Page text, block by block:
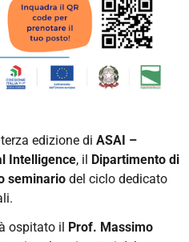
edizione di ASAI –
Intelligence, il Dipartimento di
seminario del ciclo dedicato
ospitato il Prof. Massimo